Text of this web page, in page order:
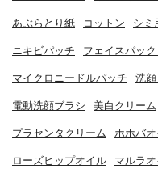
あぶらとり紙 コットン シミ
ニキビパッチ フェイスパッ
マイクロニードルパッチ 洗顔
電動洗顔ブラシ 美白クリーム
プラセンタクリーム ホホバ
ローズヒップオイル マルラ